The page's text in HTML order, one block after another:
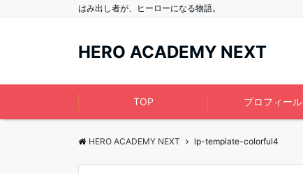
はみ出し者が、ヒーローになる物語。
HERO ACADEMY NEXT
TOP プロフィール
HERO ACADEMY NEXT lp-template-colorful4